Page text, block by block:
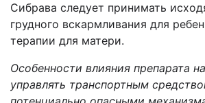
Сибрава следует принимать
грудного вскармливания для
терапии для матери.
Особенности влияния препарата
управлять транспортным